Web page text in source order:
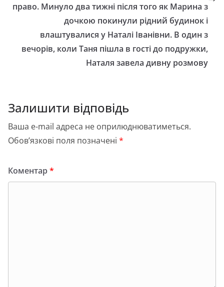
право. Минуло два тижні після того як Марина з
дочкою покинули рідний будинок і
влаштувалися у Наталі Іванівни. В один з
вечорів, коли Таня пішла в гості до подружки,
Наталя завела дивну розмову
Залишити відповідь
Ваша e-mail адреса не оприлюднюватиметься.
Обов’язкові поля позначені *
Коментар*